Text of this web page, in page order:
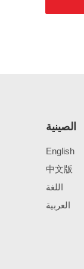
الصينية
English
中文版
اللغة
العربية